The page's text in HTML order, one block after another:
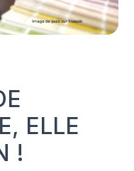
ELLE
!